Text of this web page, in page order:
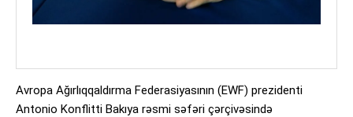
Avropa Ağırlıqqaldırma Federasiyasının (EWF) prezidenti
Antonio Konflitti Bakıya rəsmi səfəri çərçivəsində